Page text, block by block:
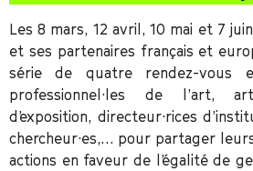
Les 8 mars, 12 avril, 10 mai et 7
et ses partenaires français et
série de quatre rendez-vous
professionnel·les de l’art,
d’exposition, directeur·rices
chercheur·es,… pour partager
actions en faveur de l’égalité de